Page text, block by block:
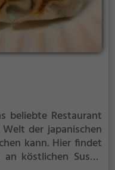
beliebte Restaurant
der japanischen
kann. Hier findet
köstlichen Sushi-